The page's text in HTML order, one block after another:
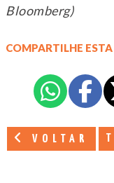
Bloomberg)
COMPARTILHE
VOLTAR